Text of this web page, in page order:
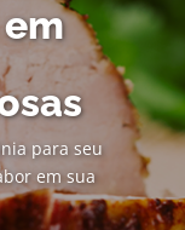
para seu
em sua